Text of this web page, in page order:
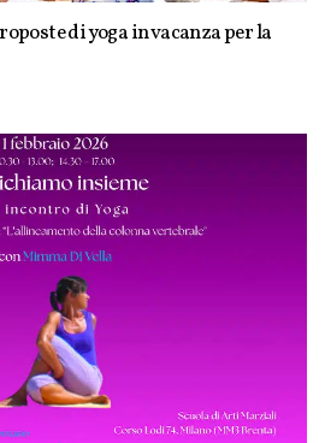
di yoga in vacanza per la